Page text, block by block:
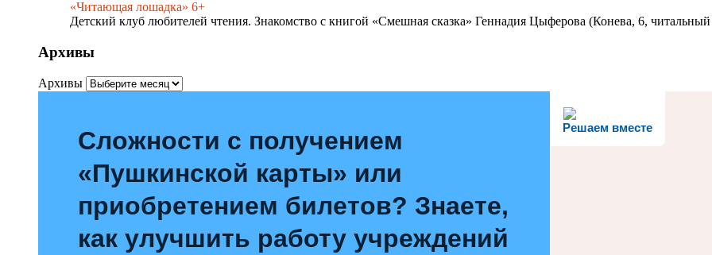
«Читающая лошадка» 6+
Детский клуб любителей чтения. Знакомство с книгой «Смешная сказка» Геннадия Цыферова (Конева, 6, читальный
Архивы
Архивы
Решаем вместе
Сложности с получением
«Пушкинской карты» или
приобретением билетов? Знаете,
как улучшить работу учреждений